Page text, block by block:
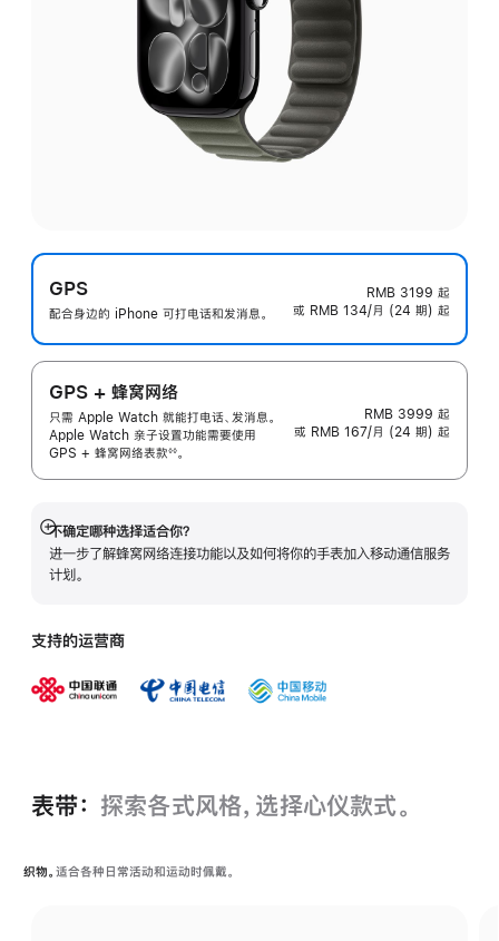
GPS
配合身边的 iPhone 可打电话和发消息。
RMB 3199 起
或 RMB 134/月 (24 期) 起
GPS + 蜂窝网络
只需 Apple Watch 就能打电话、发消息。
Apple Watch 亲子设置功能需要使用
GPS + 蜂窝网络表款◊◊。
RMB 3999 起
或 RMB 167/月 (24 期) 起
不确定哪种选择适合你？
进一步了解蜂窝网络连接功能以及如何将你的手表加入移动通信服务
计划。
展
开
支持的运营商
表带： 探索各式风格，选择心仪款式。
织物。 适合各种日常活动和运动时佩戴。